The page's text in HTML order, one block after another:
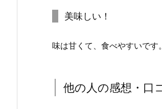
美味しい！
味は甘くて、食べやすいです
他の人の感想・口